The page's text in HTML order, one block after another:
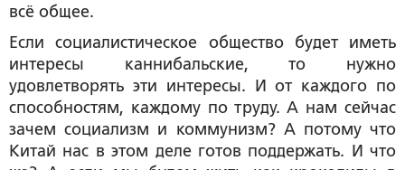
всё общее.
Если социалистическое общество будет иметь
интересы каннибальские, то нужно
удовлетворять эти интересы. И от каждого по
способностям, каждому по труду. А нам сейчас
зачем социализм и коммунизм? А потому что
Китай нас в этом деле готов поддержать. И что